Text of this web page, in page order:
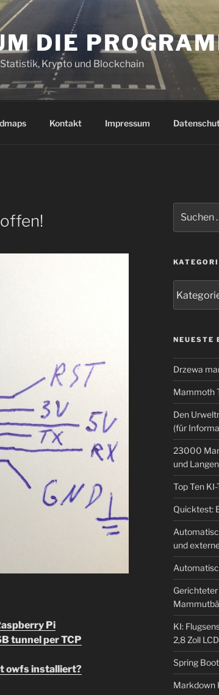
DIE
Statistik, Krypto und Blockchain
Kontakt Impressum
Pi
tunnel per TCP
owfs installiert?
nach:
NEUESTE
Drzewa
Mammoth
Den
(für
23000
und
Top Ten
Quicktest:
und
Gerichteter
KI:
2,8 Zoll
Spring
Markdown